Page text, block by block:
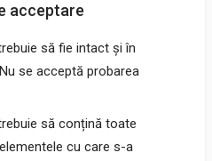
acceptare
să fie intact și în
se acceptă probarea
să conțină toate
cu care s-a